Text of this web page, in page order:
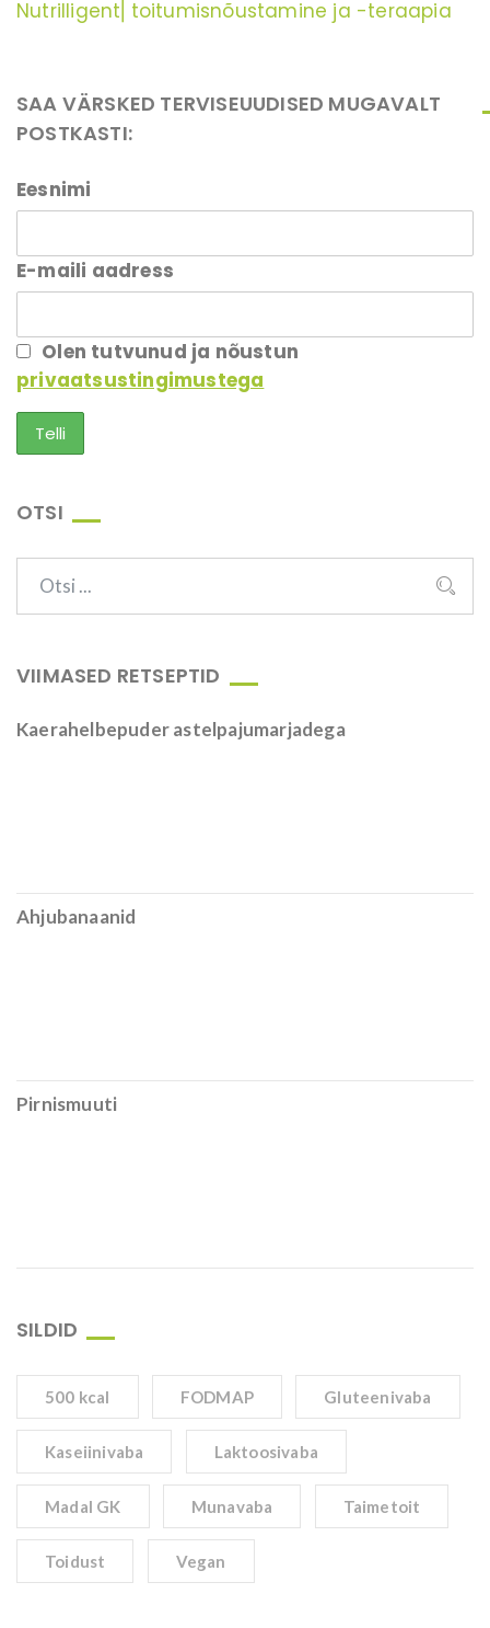
Nutrilligent⎜toitumisnõustamine ja -teraapia
SAA VÄRSKED TERVISEUUDISED MUGAVALT
POSTKASTI:
Eesnimi
E-maili aadress
Olen tutvunud ja nõustun
privaatsustingimustega
OTSI
VIIMASED RETSEPTID
Kaerahelbepuder astelpajumarjadega
Ahjubanaanid
Pirnismuuti
SILDID
500 kcal FODMAP Gluteenivaba
Kaseiinivaba Laktoosivaba
Madal GK Munavaba Taimetoit
Toidust Vegan